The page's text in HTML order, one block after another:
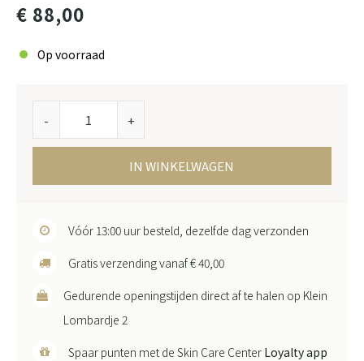
€ 88,00
Op voorraad
- +
IN WINKELWAGEN
Vóór 13:00 uur besteld, dezelfde dag verzonden
Gratis verzending vanaf € 40,00
Gedurende openingstijden direct af te halen op Klein
Lombardje 2
Spaar punten met de Skin Care Center Loyalty app